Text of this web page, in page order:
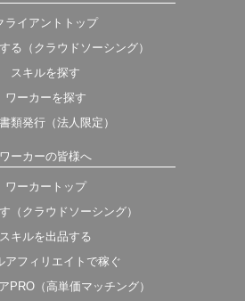
ライアントトップ
る（クラウドソーシング）
スキルを探す
ワーカーを探す
類発行（法人限定）
ワーカーの皆様へ
ワーカートップ
（クラウドソーシング）
スキルを出品する
アフィリエイトで稼ぐ
PRO（高単価マッチング）